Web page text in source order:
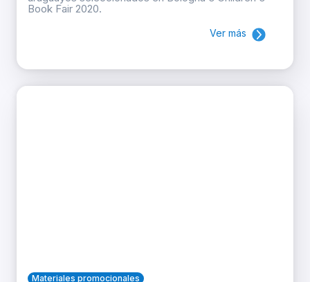
Book Fair 2020.
Ver más
Materiales promocionales